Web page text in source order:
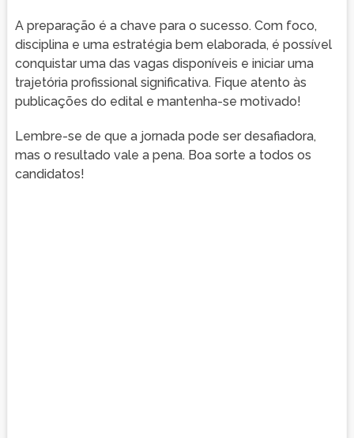
A preparação é a chave para o sucesso. Com foco,
disciplina e uma estratégia bem elaborada, é possível
conquistar uma das vagas disponíveis e iniciar uma
trajetória profissional significativa. Fique atento às
publicações do edital e mantenha-se motivado!
Lembre-se de que a jornada pode ser desafiadora,
mas o resultado vale a pena. Boa sorte a todos os
candidatos!